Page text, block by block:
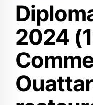
2024